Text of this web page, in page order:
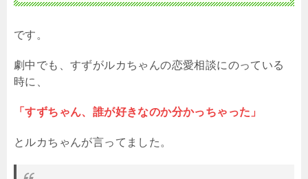
です。
劇中でも、すずがルカちゃんの恋愛相談にのっている
時に、
「すずちゃん、誰が好きなのか分かっちゃった」
とルカちゃんが言ってました。